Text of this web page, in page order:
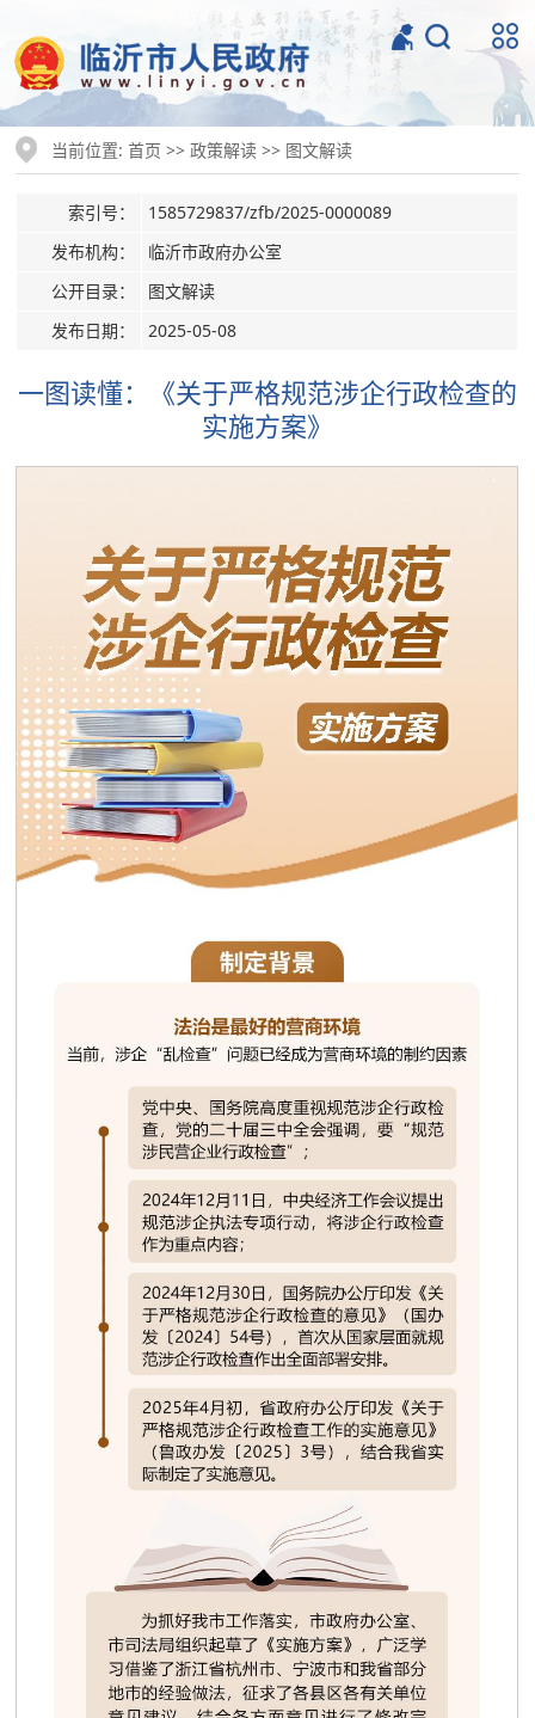
当前位置:首页 >>政策解读 >> 图文解读
索引号：
1585729837/zfb/2025-0000089
发布机构：
临沂市政府办公室
公开目录：
图文解读
发布日期：
2025-05-08
一图读懂：《关于严格规范涉企行政检查的
实施方案》